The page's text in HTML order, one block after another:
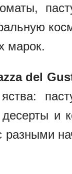
марок.
del
десерты и
разными